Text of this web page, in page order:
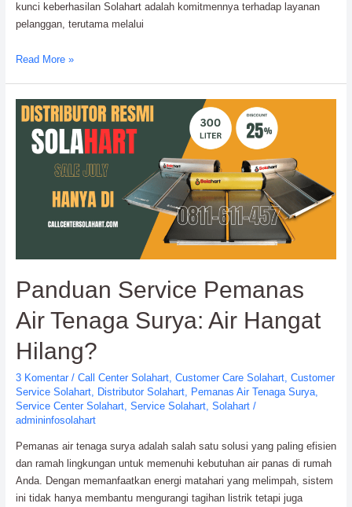
kunci keberhasilan Solahart adalah komitmennya terhadap layanan
pelanggan, terutama melalui
Solahart
Layanan
Distributor
Resmi
Read More »
Panduan Service Pemanas
Air Tenaga Surya: Air Hangat
Hilang?
3 Komentar / Call Center Solahart, Customer Care Solahart, Customer
Service Solahart, Distributor Solahart, Pemanas Air Tenaga Surya,
Service Center Solahart, Service Solahart, Solahart/
admininfosolahart
Pemanas air tenaga surya adalah salah satu solusi yang paling efisien
dan ramah lingkungan untuk memenuhi kebutuhan air panas di rumah
Anda. Dengan memanfaatkan energi matahari yang melimpah, sistem
ini tidak hanya membantu mengurangi tagihan listrik tetapi juga